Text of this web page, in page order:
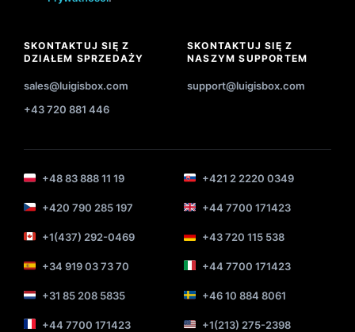
SKONTAKTUJ SIĘ Z
DZIAŁEM SPRZEDAŻY
sales@luigisbox.com
+43 720 881 446
SKONTAKTUJ SIĘ Z
NASZYM SUPPORTEM
support@luigisbox.com
+48 83 888 11 19 +421 2 2220 0349
+420 790 285 197 +44 7700 171423
+1(437) 292-0469 +43 720 115 538
+34 919 03 73 70 +44 7700 171423
+31 85 208 5835 +46 10 884 8061
+44 7700 171423 +1(213) 275-2398